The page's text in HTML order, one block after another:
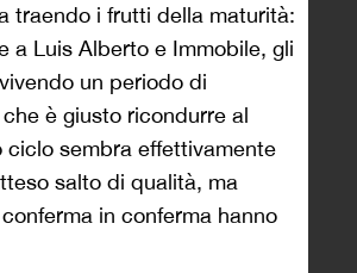
traendo i frutti della maturità:
a Luis Alberto e Immobile, gli
un periodo di
è giusto ricondurre al
sembra effettivamente
salto di qualità, ma
in conferma hanno